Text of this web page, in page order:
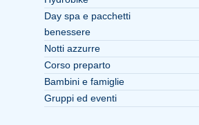
Day spa e pacchetti
benessere
Notti azzurre
Corso preparto
Bambini e famiglie
Gruppi ed eventi